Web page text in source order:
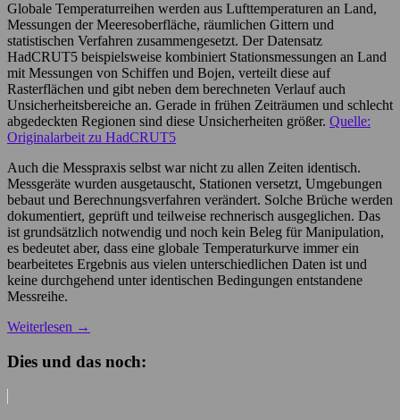
Globale Temperaturreihen werden aus Lufttemperaturen an Land,
Messungen der Meeresoberfläche, räumlichen Gittern und
statistischen Verfahren zusammengesetzt. Der Datensatz
HadCRUT5 beispielsweise kombiniert Stationsmessungen an Land
mit Messungen von Schiffen und Bojen, verteilt diese auf
Rasterflächen und gibt neben dem berechneten Verlauf auch
Unsicherheitsbereiche an. Gerade in frühen Zeiträumen und schlecht
abgedeckten Regionen sind diese Unsicherheiten größer. Quelle:
Originalarbeit zu HadCRUT5
Auch die Messpraxis selbst war nicht zu allen Zeiten identisch.
Messgeräte wurden ausgetauscht, Stationen versetzt, Umgebungen
bebaut und Berechnungsverfahren verändert. Solche Brüche werden
dokumentiert, geprüft und teilweise rechnerisch ausgeglichen. Das
ist grundsätzlich notwendig und noch kein Beleg für Manipulation,
es bedeutet aber, dass eine globale Temperaturkurve immer ein
bearbeitetes Ergebnis aus vielen unterschiedlichen Daten ist und
keine durchgehend unter identischen Bedingungen entstandene
Messreihe.
Weiterlesen →
Dies und das noch: